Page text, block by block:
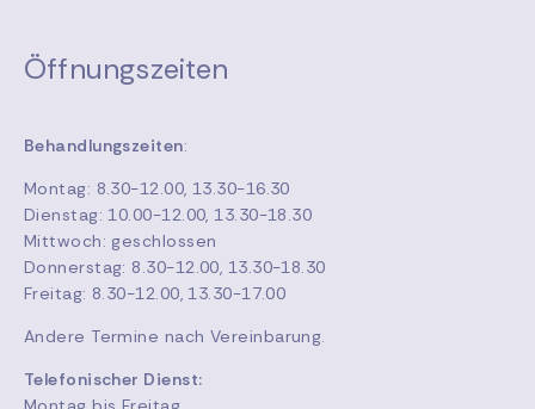
Öffnungszeiten
Behandlungszeiten:
Montag: 8.30-12.00, 13.30-16.30
Dienstag: 10.00-12.00, 13.30-18.30
Mittwoch: geschlossen
Donnerstag: 8.30-12.00, 13.30-18.30
Freitag: 8.30-12.00, 13.30-17.00
Andere Termine nach Vereinbarung.
Telefonischer Dienst: